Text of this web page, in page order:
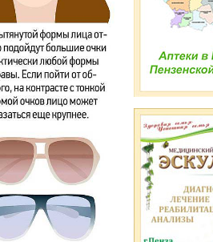
Спазмалин таб №20
Фурацилин Авексима 20мг таб
шип д/приг р-ра д/мест наруж
прим №20
АнвиМакс пор д/пр р-ра внутрь 5г
№12 Клюква
Вода минеральная Боржоми 0.5л
природ пит леч-стол газ стекло